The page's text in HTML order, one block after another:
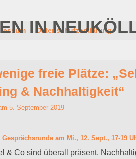
INDatenschutzerklärung
freie Plätze:
& Nachhaltigkeit“
5. September 2019
Gesprächsrunde am Mi., 12. Sept., 17-19
& Co sind überall präsent.